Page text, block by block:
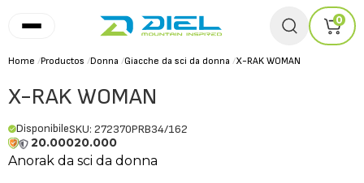
0
Home /Productos /Donna /Giacche da sci da donna /X-RAK WOMAN
X-RAK WOMAN
DisponibileSKU: 272370PRB34/162
20.00020.000
Anorak da sci da donna